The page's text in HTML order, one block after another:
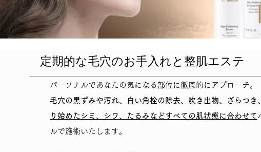
定期的な毛穴のお手入れと整肌エステ
パーソナルであなたの気になる部位に徹底的にアプローチ。
毛穴の黒ずみや汚れ、白い角栓の除去、吹き出物、ざらつき
り始めたシミ、シワ、たるみなどすべての肌状態に合わせて
ルで施術いたします。